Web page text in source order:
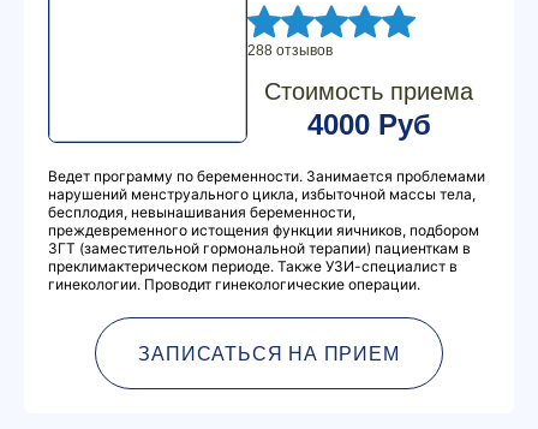
288 отзывов
Стоимость приема
4000 Руб
Ведет программу по беременности. Занимается проблемами
нарушений менструального цикла, избыточной массы тела,
бесплодия, невынашивания беременности,
преждевременного истощения функции яичников, подбором
ЗГТ (заместительной гормональной терапии) пациенткам в
преклимактерическом периоде. Также УЗИ-специалист в
гинекологии. Проводит гинекологические операции.
ЗАПИСАТЬСЯ НА ПРИЕМ